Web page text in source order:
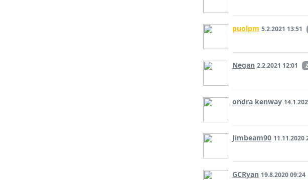
puolpm 5.2.2021 13:51
Negan 2.2.2021 12:01
ondra kenway
Jimbeam90 11.11.2020
GCRyan 19.8.2020 09:24